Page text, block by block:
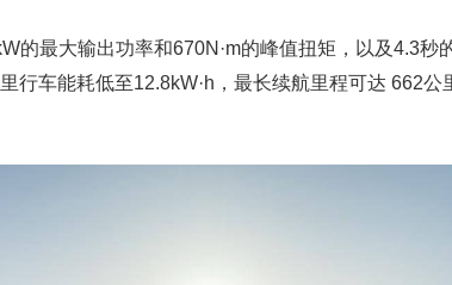
的最大输出功率和670N·m的峰值扭矩，以及4.3秒
行车能耗低至12.8kW·h，最长续航里程可达 662公